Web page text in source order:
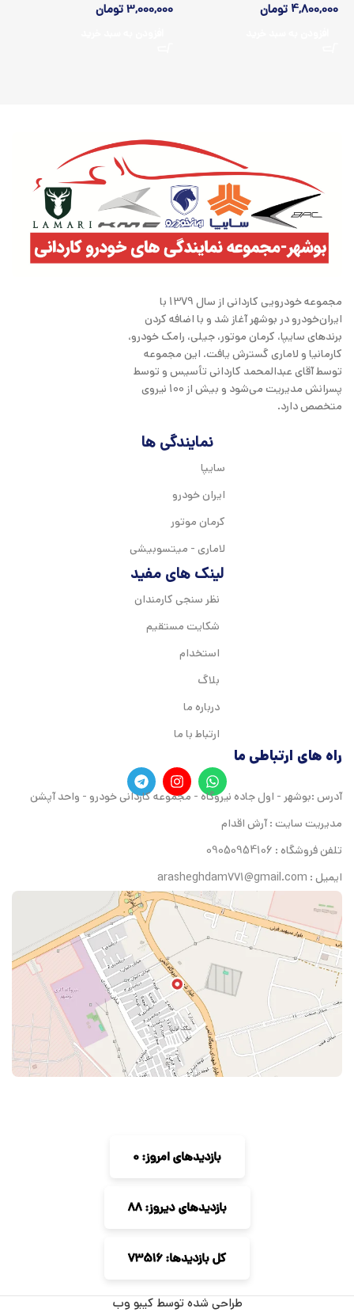
4,800,000 تومان
3,000,000تومان
مجموعه خودرویی کاردانی از سال 1379 با
ایران‌خودرو در بوشهر آغاز شد و با اضافه کردن
برندهای سایپا، کرمان موتور، جیلی، رامک خودرو،
کارمانیا و لاماری گسترش یافت. این مجموعه
توسط آقای عبدالمحمد کاردانی تأسیس و توسط
پسرانش مدیریت می‌شود و بیش از 100 نیروی
متخصص دارد.
نمایندگی ها
سایپا
ایران خودرو
کرمان موتور
لاماری - میتسوبیشی
لینک های مفید
نظر سنجی کارمندان
شکایت مستقیم
استخدام
بلاگ
درباره ما
ارتباط با ما
راه های ارتباطی ما
آدرس :بوشهر - اول جاده نیروگاه - مجموعه کاردانی خودرو - واحد آپشن
مدیریت سایت : آرش اقدام
تلفن فروشگاه : 09050954106
ایمیل : arasheghdam771@gmail.com
بازدیدهای امروز: 0
بازدیدهای دیروز: 88
کل بازدیدها: 73516
طراحی شده توسط کیبو وب